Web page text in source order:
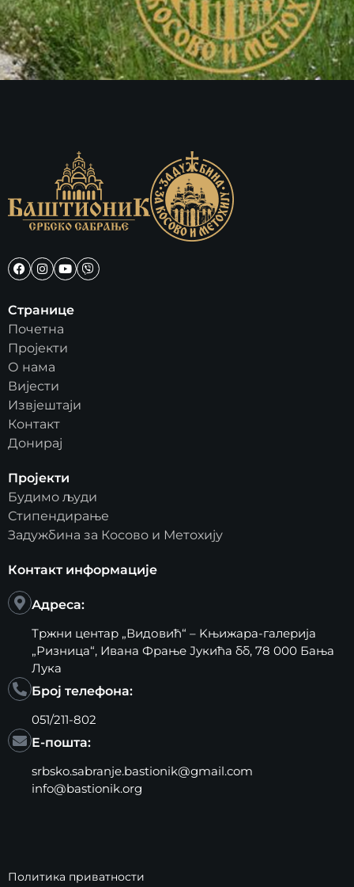
Странице
Почетна
Пројекти
О нама
Вијести
Извјештаји
Контакт
Донирај
Пројекти
Будимо људи
Стипендирање
Задужбина за Косово и Метохију
Контакт информације
Адреса:
Тржни центар „Видовић“ – Kњижара-галерија
„Ризница“, Ивана Фрање Јукића бб, 78 000 Бања
Лука
Број телефона:
051/211-802
Е-пошта:
srbsko.sabranje.bastionik@gmail.com
info@bastionik.org
Политика приватности